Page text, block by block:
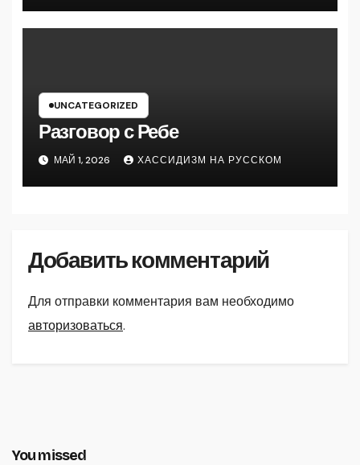
UNCATEGORIZED
Разговор с Ребе
МАЙ 1, 2026 ХАССИДИЗМ НА РУССКОМ
Добавить комментарий
Для отправки комментария вам необходимо
авторизоваться.
You missed